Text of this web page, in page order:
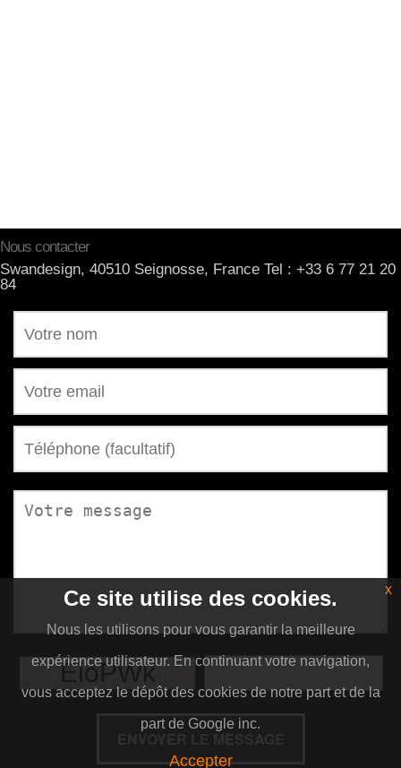
Nous contacter
Swandesign, 40510 Seignosse, France Tel : +33 6 77 21 20
84
Ce site utilise des cookies.
Nous les utilisons pour vous garantir la meilleure
expérience utilisateur. En continuant votre navigation,
vous acceptez le dépôt des cookies de notre part et de la
part de Google inc.
Accepter
x